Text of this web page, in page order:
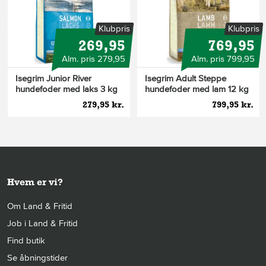
Klubpris
269,95
Alm. pris 279,95
Isegrim Junior River
hundefoder med laks 3 kg
279,95 kr.
Klubpris
769,95
Alm. pris 799,95
Isegrim Adult Steppe
hundefoder med lam 12 kg
799,95 kr.
Hvem er vi?
Om Land & Fritid
Job i Land & Fritid
Find butik
Se åbningstider